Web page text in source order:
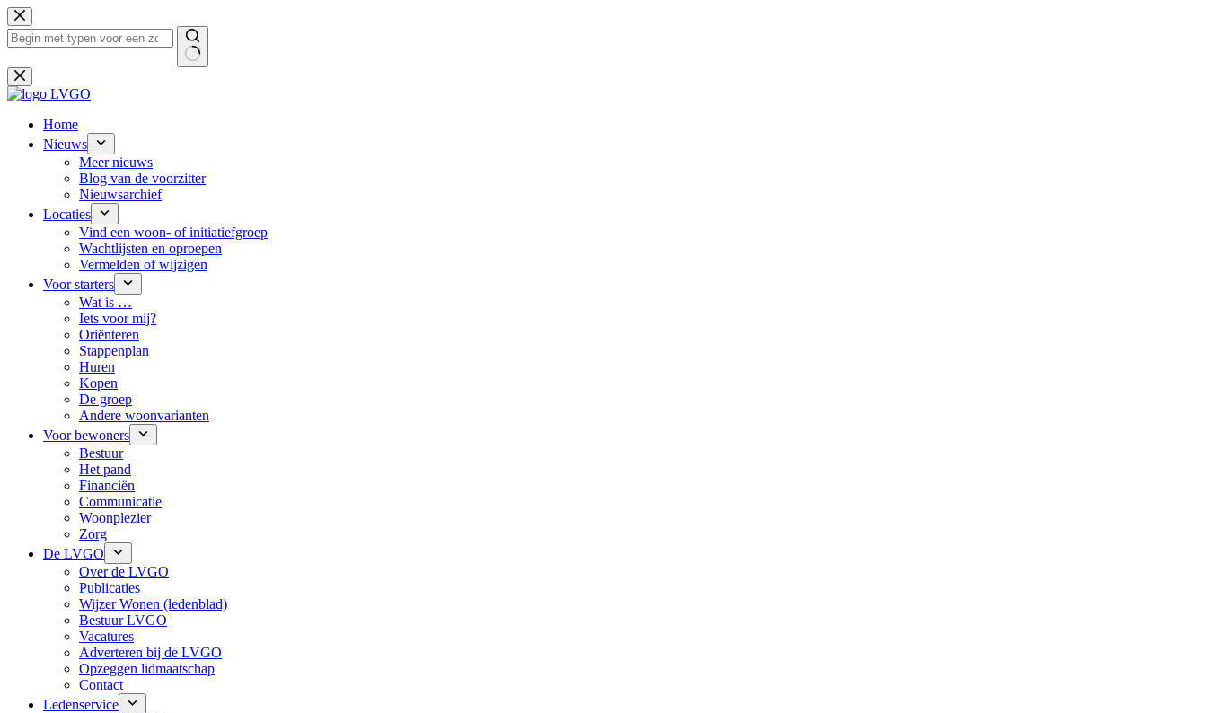
Ga
naar
de
Geen
resultaten
Home
Nieuws
Meer nieuws
Blog van de voorzitter
Nieuwsarchief
Locaties
Vind een woon- of initiatiefgroep
Wachtlijsten en oproepen
Vermelden of wijzigen
Voor starters
Wat is …
Iets voor mij?
Oriënteren
Stappenplan
Huren
Kopen
De groep
Andere woonvarianten
Voor bewoners
Bestuur
Het pand
Financiën
Communicatie
Woonplezier
Zorg
De LVGO
Over de LVGO
Publicaties
Wijzer Wonen (ledenblad)
Bestuur LVGO
Vacatures
Adverteren bij de LVGO
Opzeggen lidmaatschap
Contact
Ledenservice